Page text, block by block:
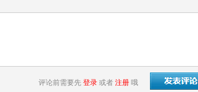
评论前需要先 登录 或者 注册 哦